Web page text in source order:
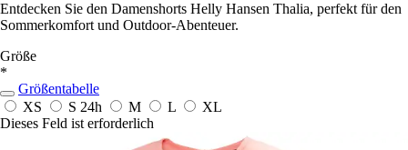
Entdecken Sie den Damenshorts Helly Hansen Thalia, perfekt für den
Sommerkomfort und Outdoor-Abenteuer.
Größe
*
Größentabelle
XS
S 24h M L
XL
Dieses Feld ist erforderlich